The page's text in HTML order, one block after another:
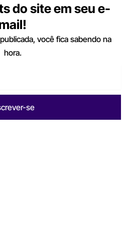
do site em seu e-
você fica sabendo na
hora.
se